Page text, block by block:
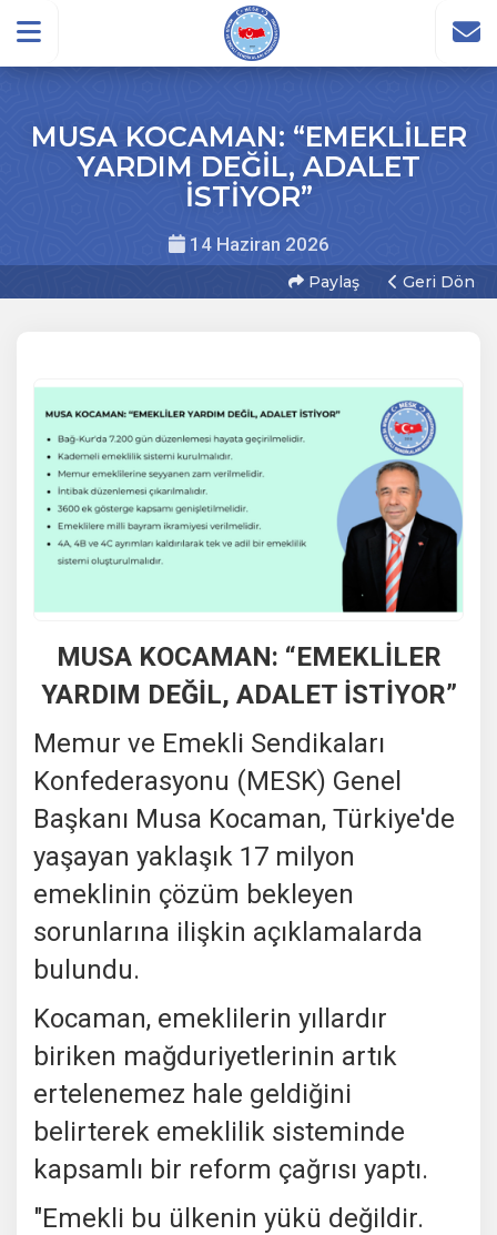
MUSA KOCAMAN: “EMEKLİLER
YARDIM DEĞİL, ADALET
İSTİYOR”
14 Haziran 2026
Paylaş Geri Dön
MUSA KOCAMAN: “EMEKLİLER
YARDIM DEĞİL, ADALET İSTİYOR”
Memur ve Emekli Sendikaları
Konfederasyonu (MESK) Genel
Başkanı Musa Kocaman, Türkiye'de
yaşayan yaklaşık 17 milyon
emeklinin çözüm bekleyen
sorunlarına ilişkin açıklamalarda
bulundu.
Kocaman, emeklilerin yıllardır
biriken mağduriyetlerinin artık
ertelenemez hale geldiğini
belirterek emeklilik sisteminde
kapsamlı bir reform çağrısı yaptı.
"Emekli bu ülkenin yükü değildir.